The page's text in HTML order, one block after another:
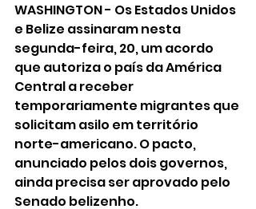
WASHINGTON - Os Estados Unidos
e Belize assinaram nesta
segunda-feira, 20, um acordo
que autoriza o país da América
Central a receber
temporariamente migrantes que
solicitam asilo em território
norte-americano. O pacto,
anunciado pelos dois governos,
ainda precisa ser aprovado pelo
Senado belizenho.